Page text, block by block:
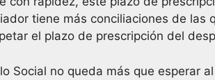
tiene más conciliaciones de
el plazo de prescripción del
Social no queda más que esperar